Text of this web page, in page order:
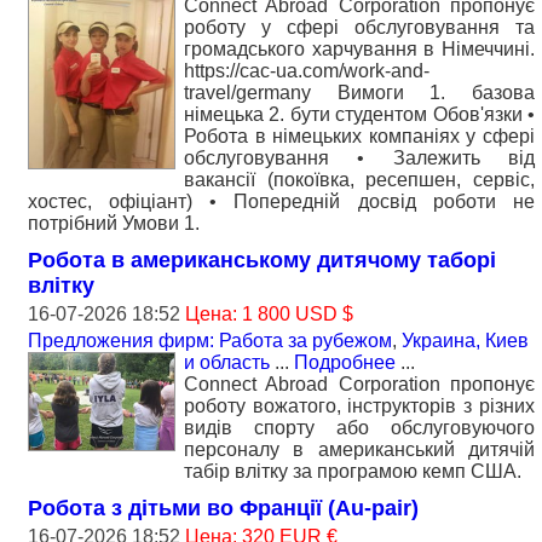
Connect Abroad Corporation пропонує
роботу у сфері обслуговування та
громадського харчування в Німеччині.
https://cac-ua.com/work-and-
travel/germany Вимоги 1. базова
німецька 2. бути студентом Обов'язки •
Робота в німецьких компаніях у сфері
обслуговування • Залежить від
вакансії (покоївка, ресепшен, сервіс,
хостес, офіціант) • Попередній досвід роботи не
потрібний Умови 1.
Робота в американському дитячому таборі
влітку
16-07-2026 18:52 Цена: 1 800 USD $
Предложения фирм: Работа за рубежом, Украина, Киев
и область ... Подробнее ...
Connect Abroad Corporation пропонує
роботу вожатого, інструкторів з різних
видів спорту або обслуговуючого
персоналу в американський дитячій
табір влітку за програмою кемп США.
Робота з дітьми во Франції (Au-pair)
16-07-2026 18:52 Цена: 320 EUR €